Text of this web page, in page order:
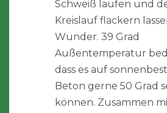
Schweiß laufen und
Kreislauf flackern
Wunder. 39 Grad
Außentemperatur
dass es auf
Beton gerne 50 Grad
können. Zusammen